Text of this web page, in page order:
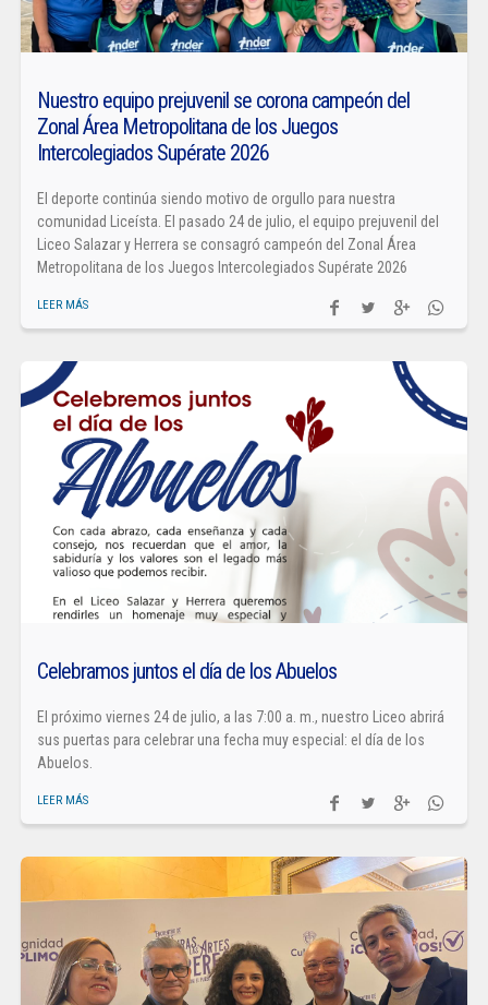
Nuestro equipo prejuvenil se corona campeón del
Zonal Área Metropolitana de los Juegos
Intercolegiados Supérate 2026
El deporte continúa siendo motivo de orgullo para nuestra
comunidad Liceísta. El pasado 24 de julio, el equipo prejuvenil del
Liceo Salazar y Herrera se consagró campeón del Zonal Área
Metropolitana de los Juegos Intercolegiados Supérate 2026
LEER MÁS
Celebramos juntos el día de los Abuelos
El próximo viernes 24 de julio, a las 7:00 a. m., nuestro Liceo abrirá
sus puertas para celebrar una fecha muy especial: el día de los
Abuelos.
LEER MÁS